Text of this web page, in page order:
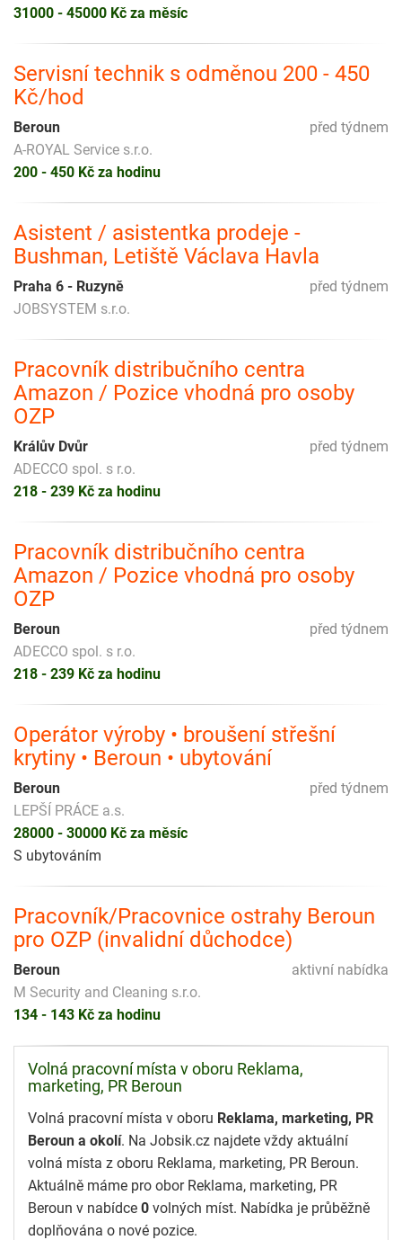
31000 - 45000 Kč za měsíc
Servisní technik s odměnou 200 - 450
Kč/hod
před týdnem
Beroun
A-ROYAL Service s.r.o.
200 - 450 Kč za hodinu
Asistent / asistentka prodeje -
Bushman, Letiště Václava Havla
před týdnem
Praha 6 - Ruzyně
JOBSYSTEM s.r.o.
Pracovník distribučního centra
Amazon / Pozice vhodná pro osoby
OZP
před týdnem
Králův Dvůr
ADECCO spol. s r.o.
218 - 239 Kč za hodinu
Pracovník distribučního centra
Amazon / Pozice vhodná pro osoby
OZP
před týdnem
Beroun
ADECCO spol. s r.o.
218 - 239 Kč za hodinu
Operátor výroby • broušení střešní
krytiny • Beroun • ubytování
před týdnem
Beroun
LEPŠÍ PRÁCE a.s.
28000 - 30000 Kč za měsíc
S ubytováním
Pracovník/Pracovnice ostrahy Beroun
pro OZP (invalidní důchodce)
aktivní nabídka
Beroun
M Security and Cleaning s.r.o.
134 - 143 Kč za hodinu
Volná pracovní místa v oboru Reklama,
marketing, PR Beroun
Volná pracovní místa v oboru Reklama, marketing, PR
Beroun a okolí. Na Jobsik.cz najdete vždy aktuální
volná místa z oboru Reklama, marketing, PR Beroun.
Aktuálně máme pro obor Reklama, marketing, PR
Beroun v nabídce 0 volných míst. Nabídka je průběžně
doplňována o nové pozice.